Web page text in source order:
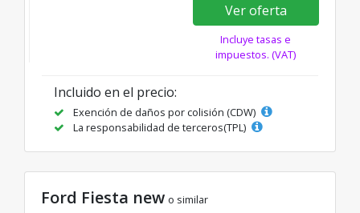
Ver oferta
Incluye tasas e
impuestos. (VAT)
Incluido en el precio:
Exención de daños por colisión (CDW)
La responsabilidad de terceros(TPL)
Ford Fiesta new o similar